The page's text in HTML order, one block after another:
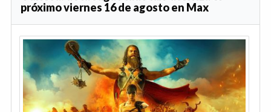
próximo viernes 16 de agosto en Max